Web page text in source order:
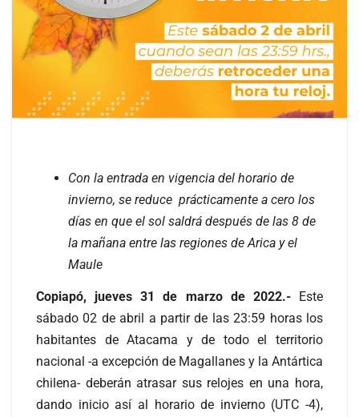
Con la entrada en vigencia del horario de
invierno, se reduce prácticamente a cero los
días en que el sol saldrá después de las 8 de
la mañana entre las regiones de Arica y el
Maule
Copiapó, jueves 31 de marzo de 2022.- Este
sábado 02 de abril a partir de las 23:59 horas los
habitantes de Atacama y de todo el territorio
nacional -a excepción de Magallanes y la Antártica
chilena- deberán atrasar sus relojes en una hora,
dando inicio así al horario de invierno (UTC -4),